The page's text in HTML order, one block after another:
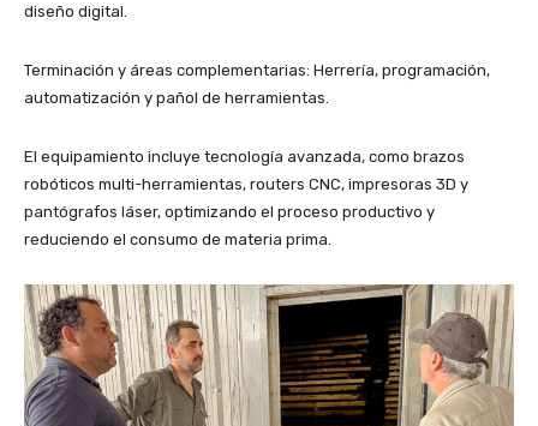
diseño digital.
Terminación y áreas complementarias: Herrería, programación,
automatización y pañol de herramientas.
El equipamiento incluye tecnología avanzada, como brazos
robóticos multi-herramientas, routers CNC, impresoras 3D y
pantógrafos láser, optimizando el proceso productivo y
reduciendo el consumo de materia prima.